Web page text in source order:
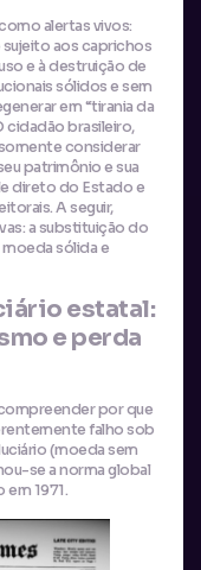
alertas vivos:
aos caprichos
e à destruição de
sólidos e sem
em “tirania da
cidadão brasileiro,
considerar
patrimônio e sua
direto do Estado e
A seguir,
a substituição do
sólida e
estatal:
e perda
por que
falho sob
(moeda sem
se a norma global
1971.